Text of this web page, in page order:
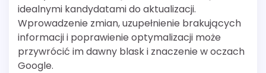
idealnymi kandydatami do aktualizacji.
Wprowadzenie zmian, uzupełnienie brakujących
informacji i poprawienie optymalizacji może
przywrócić im dawny blask i znaczenie w oczach
Google.